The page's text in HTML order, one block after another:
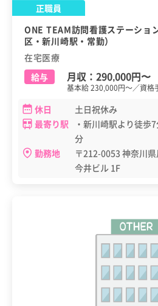
正職員
ONE TEAM訪問看護ステーショ
区・新川崎駅・常勤）
在宅医療
給与
月収： 290,000円〜
基本給 230,000円～／資格
休日
土日祝休み
最寄り駅
・新川崎駅より徒歩
分
勤務地
〒212-0053 神奈川
今井ビル 1F